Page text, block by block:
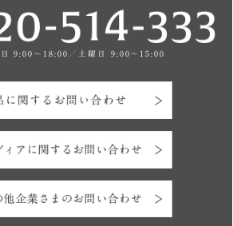
日 9:00～18:00／土曜日 9:00～15:00